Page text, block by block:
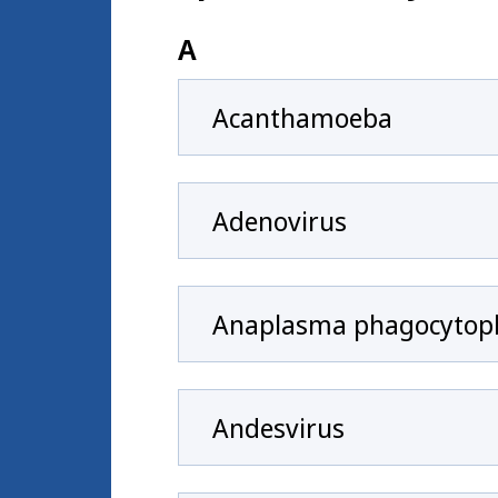
A
Acanthamoeba
Adenovirus
Anaplasma
Andesvirus